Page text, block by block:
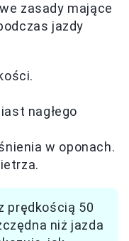
zasady mające
jazdy
nagłego
w oponach.
prędkością 50
niż jazda